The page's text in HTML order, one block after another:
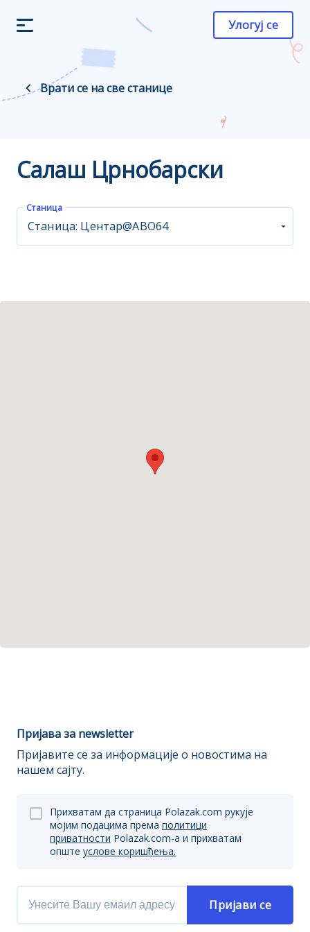
Улогуј се
Врати се на све станице
Салаш Црнобарски
Станица
Станица: Центар@ABO64
Пријава за newsletter
Пријавите се за информације о новостима на
нашем сајту.
Прихватам да страница Polazak.com рукује
мојим подацима према политици
приватности Polazak.com-a и прихватам
опште услове коришћења.
Пријави се